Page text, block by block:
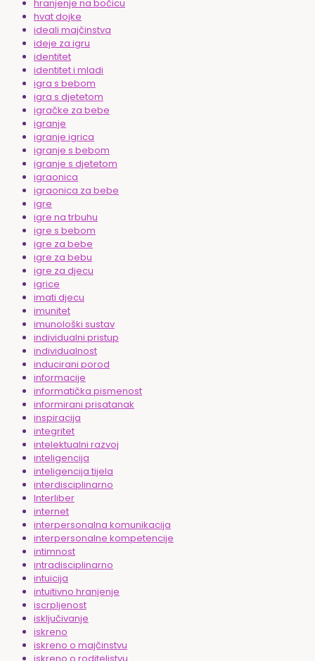
hranjenje na bočicu
hvat dojke
ideali majčinstva
ideje za igru
identitet
identitet i mladi
igra s bebom
igra s djetetom
igračke za bebe
igranje
igranje igrica
igranje s bebom
igranje s djetetom
igraonica
igraonica za bebe
igre
igre na trbuhu
igre s bebom
igre za bebe
igre za bebu
igre za djecu
igrice
imati djecu
imunitet
imunološki sustav
individualni pristup
individualnost
inducirani porod
informacije
informatička pismenost
informirani prisatanak
inspiracija
integritet
intelektualni razvoj
inteligencija
inteligencija tijela
interdisciplinarno
Interliber
internet
interpersonalna komunikacija
interpersonalne kompetencije
intimnost
intradisciplinarno
intuicija
intuitivno hranjenje
iscrpljenost
isključivanje
iskreno
iskreno o majčinstvu